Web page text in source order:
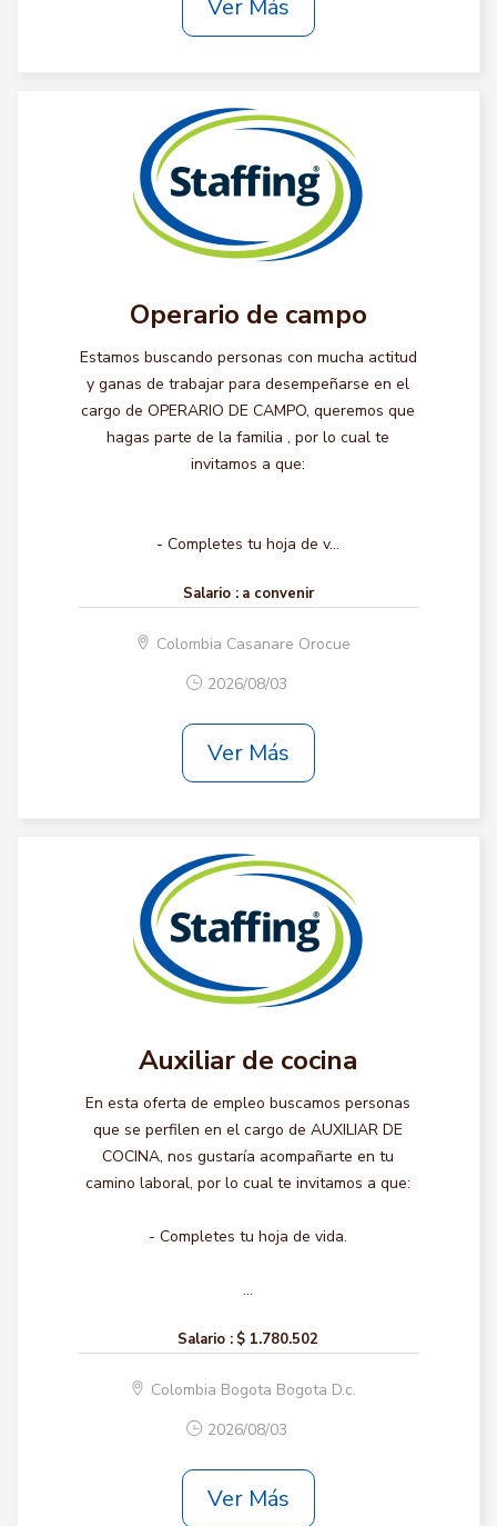
Ver Más
Operario de campo
Estamos buscando personas con mucha actitud
y ganas de trabajar para desempeñarse en el
cargo de OPERARIO DE CAMPO, queremos que
hagas parte de la familia , por lo cual te
invitamos a que:
- Completes tu hoja de v...
Salario : a convenir
Colombia Casanare Orocue
2026/08/03
Ver Más
Auxiliar de cocina
En esta oferta de empleo buscamos personas
que se perfilen en el cargo de AUXILIAR DE
COCINA, nos gustaría acompañarte en tu
camino laboral, por lo cual te invitamos a que:
- Completes tu hoja de vida.
...
Salario : $ 1.780.502
Colombia Bogota Bogota D.c.
2026/08/03
Ver Más